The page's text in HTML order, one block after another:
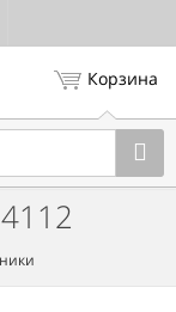
Корзина